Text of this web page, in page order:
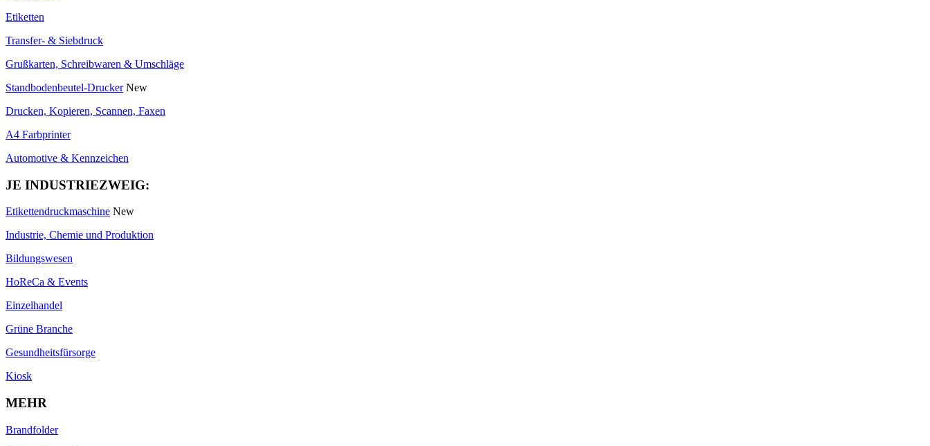
Etiketten
Transfer- & Siebdruck
Grußkarten, Schreibwaren & Umschläge
Standbodenbeutel-Drucker New
Drucken, Kopieren, Scannen, Faxen
A4 Farbprinter
Automotive & Kennzeichen
JE INDUSTRIEZWEIG:
Etikettendruckmaschine New
Industrie, Chemie und Produktion
Bildungswesen
HoReCa & Events
Einzelhandel
Grüne Branche
Gesundheitsfürsorge
Kiosk
MEHR
Brandfolder